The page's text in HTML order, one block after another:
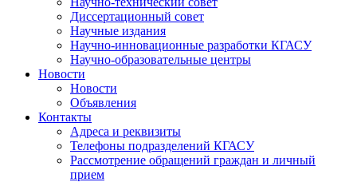
Диссертационный совет
Научные издания
Научно-инновационные разработки КГАСУ
Научно-образовательные центры
Новости
Новости
Объявления
Контакты
Адреса и реквизиты
Телефоны подразделений КГАСУ
Рассмотрение обращений граждан и личный
прием